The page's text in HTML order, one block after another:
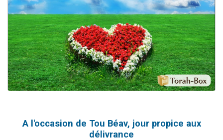
2 personnes viennent de faire un don pour 1 Journée de Vacances Pour les Enfants
A l'occasion de Tou Béav, jour propice aux
délivrance